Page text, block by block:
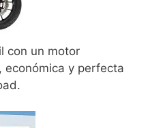
con un motor
económica y perfecta